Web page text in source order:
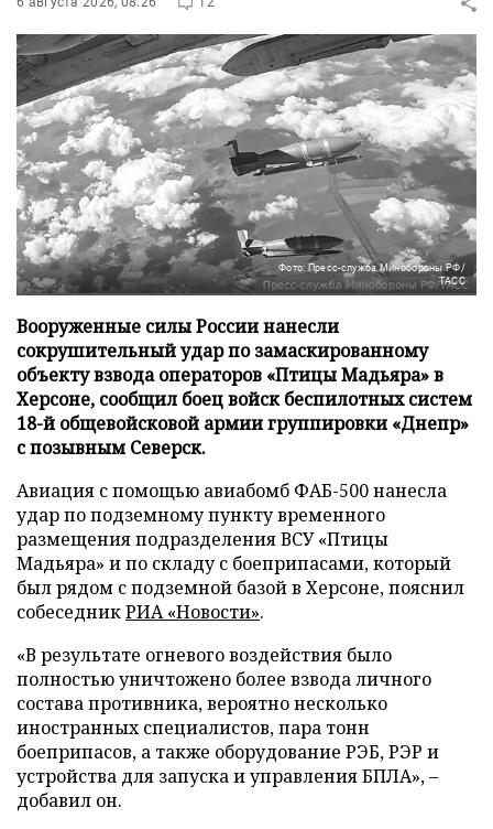
Фото: Пресс-служба Минобороны РФ/
ТАСС
Вооруженные силы России нанесли
сокрушительный удар по замаскированному
объекту взвода операторов «Птицы Мадьяра» в
Херсоне, сообщил боец войск беспилотных систем
18-й общевойсковой армии группировки «Днепр»
с позывным Северск.
Авиация с помощью авиабомб ФАБ-500 нанесла
удар по подземному пункту временного
размещения подразделения ВСУ «Птицы
Мадьяра» и по складу с боеприпасами, который
был рядом с подземной базой в Херсоне, пояснил
собеседникРИА «Новости».
«В результате огневого воздействия было
полностью уничтожено более взвода личного
состава противника, вероятно несколько
иностранных специалистов, пара тонн
боеприпасов, а также оборудование РЭБ, РЭР и
устройства для запуска и управления БПЛА», –
добавил он.